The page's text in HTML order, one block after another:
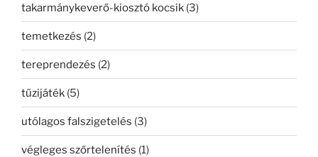
takarmánykeverő-kiosztó kocsik (3)
temetkezés (2)
tereprendezés (2)
tűzijáték (5)
utólagos falszigetelés (3)
végleges szőrtelenítés (1)